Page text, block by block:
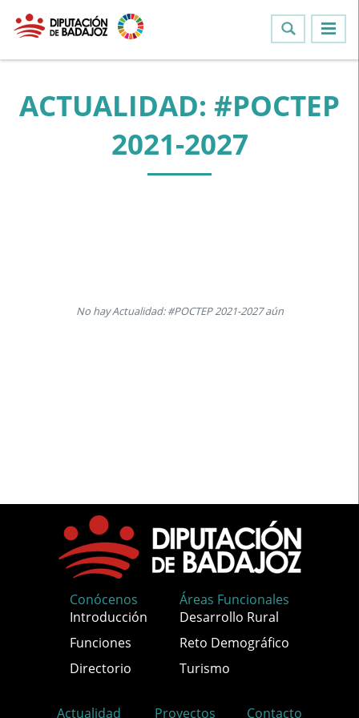
ACTUALIDAD: #POCTEP
2021-2027
No hay Actualidad: #POCTEP 2021-2027 aún
Conócenos
Introducción
Funciones
Directorio
Áreas Funcionales
Desarrollo Rural
Reto Demográfico
Turismo
Actualidad Proyectos Contacto